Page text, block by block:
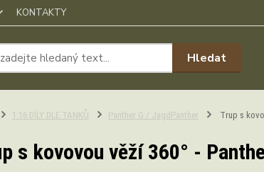
KONTAKTY
Hledat
1:16 DÍLY DLE TANKŮ Panther G / JagdPanther Trup s
s kovovou věží 360° -